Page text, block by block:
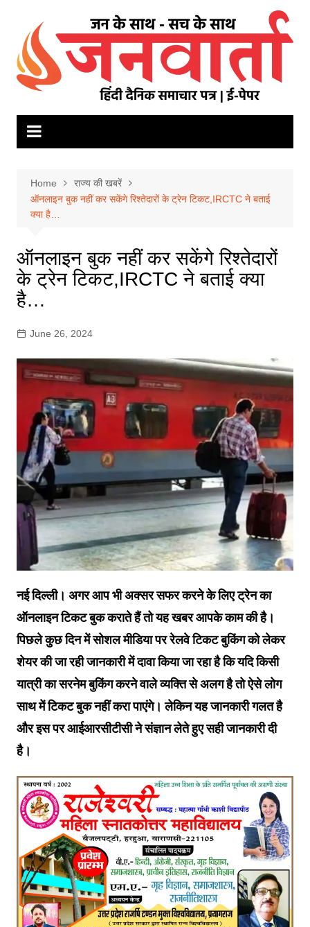
content
Home
राज्य की खबरें
ऑनलाइन बुक नहीं कर सकेंगे र‍िश्‍तेदारों के ट्रेन ट‍िकट,IRCTC ने बताई
क्‍या है…
ऑनलाइन बुक नहीं कर सकेंगे र‍िश्‍तेदारों
के ट्रेन ट‍िकट,IRCTC ने बताई क्‍या
है…
June 26, 2024
नई दिल्ली। अगर आप भी अक्‍सर सफर करने के ल‍िए ट्रेन का
ऑनलाइन ट‍िकट बुक कराते हैं तो यह खबर आपके काम की है।
प‍िछले कुछ द‍िन में सोशल मीड‍िया पर रेलवे ट‍िकट बुक‍िंग को लेकर
शेयर की जा रही जानकारी में दावा क‍िया जा रहा है क‍ि यद‍ि किसी
यात्री का सरनेम बुकिंग करने वाले व्यक्ति से अलग है तो ऐसे लोग
साथ में टिकट बुक नहीं करा पाएंगे। लेक‍िन यह जानकारी गलत है
और इस पर आईआरसीटीसी ने संज्ञान लेते हुए सही जानकारी दी
है।